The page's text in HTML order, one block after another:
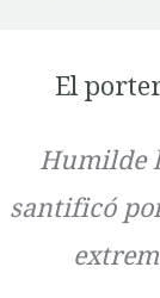
El
Humilde
santificó